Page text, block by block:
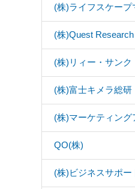
(株)ライフスケー
(株)Quest Research
(株)リィー・サンク
(株)富士キメラ総研
(株)マーケティン
QO(株)
(株)ビジネスサポー